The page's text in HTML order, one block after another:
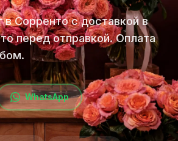
в Сорренто с доставкой в
перед отправкой. Оплата
WhatsApp